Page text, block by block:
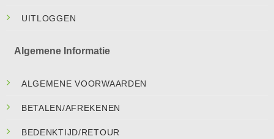
UITLOGGEN
Algemene Informatie
ALGEMENE VOORWAARDEN
BETALEN/AFREKENEN
BEDENKTIJD/RETOUR